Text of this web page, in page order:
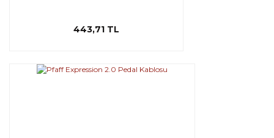
443,71 TL